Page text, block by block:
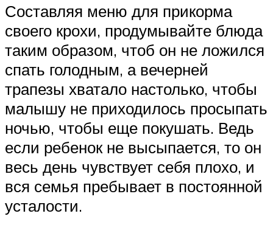
Составляя меню для прикорма
своего крохи, продумывайте блюда
таким образом, чтоб он не ложился
спать голодным, а вечерней
трапезы хватало настолько, чтобы
малышу не приходилось просыпать
ночью, чтобы еще покушать. Ведь
если ребенок не высыпается, то он
весь день чувствует себя плохо, и
вся семья пребывает в постоянной
усталости.